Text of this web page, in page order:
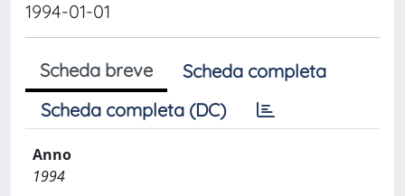
1994-01-01
Scheda breve
Scheda completa
Scheda completa (DC)
Anno
1994